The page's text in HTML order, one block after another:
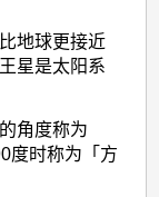
地球更接近
星是太阳系
角度称为
度时称为「方